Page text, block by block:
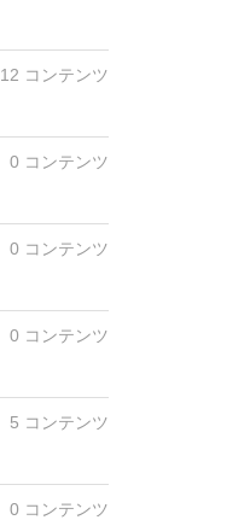
12 コンテンツ
0 コンテンツ
0 コンテンツ
0 コンテンツ
5 コンテンツ
0 コンテンツ